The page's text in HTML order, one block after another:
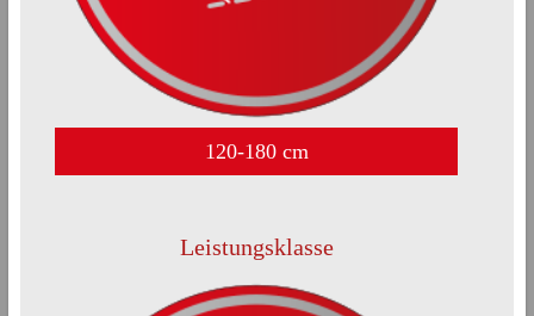
120-180 cm
Leistungsklasse